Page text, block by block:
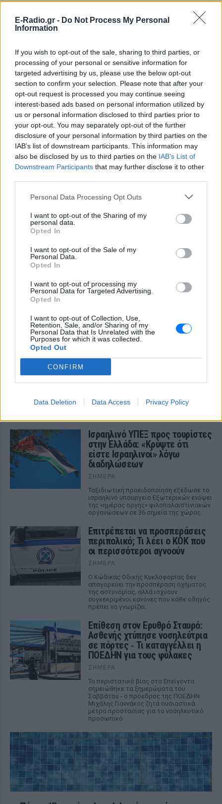
E-Radio.gr - Do Not Process My Personal
Information
If you wish to opt-out of the sale, sharing to third parties, or
processing of your personal or sensitive information for
targeted advertising by us, please use the below opt-out
section to confirm your selection. Please note that after your
opt-out request is processed you may continue seeing
interest-based ads based on personal information utilized by
us or personal information disclosed to third parties prior to
your opt-out. You may separately opt-out of the further
disclosure of your personal information by third parties on the
IAB’s list of downstream participants. This information may
also be disclosed by us to third parties on the IAB’s List of
Downstream Participants that may further disclose it to other
Personal Data Processing Opt Outs
I want to opt-out of the Sharing of my
personal data.
Opted In
I want to opt-out of the Sale of my
Personal Data.
Opted In
I want to opt-out of processing my
Personal Data for Targeted Advertising.
Opted In
I want to opt-out of Collection, Use,
Retention, Sale, and/or Sharing of my
Personal Data that Is Unrelated with the
Purposes for which it was collected.
Opted Out
CONFIRM
Data Deletion Data Access Privacy Policy
Ακολουθήστε το E-Radio.gr στο Google News
και μάθετε πρώτοι
τα πιο hot νέα
Για ακόμη περισσότερα νέα, μπείτε στηνροή
ειδήσεωντου E-Daily.gr
Ακολουθήστε το E-Radio.gr και στο Instagram
ΔΙΑΦΗΜΙΣΗ
ΔΕΙΤΕ ΕΠΙΣΗΣ
Ισραηλινό ΥΠΕΞ προς τουρίστες
στην Ελλάδα: «Κρύψτε ότι
είστε Ισραηλινοί» λόγω
διαδηλώσεων
ΣΉΜΕΡΑ
Ταξιδιωτική προειδοποίηση εξέδωσε το
ισραηλινό υπουργείο Εξωτερικών ενόψει
της «ημέρας οργής» φιλοπαλαιστινιακών
οργανώσεων σε 36 σημεία της χώρας.
Επιτρέπεται να προσπεράσεις
περιπολικό; Τι λέει ο ΚΟΚ που
οι περισσότεροι αγνοούν
ΣΉΜΕΡΑ
Ο Κώδικας Οδικής Κυκλοφορίας δεν
απαγορεύει την προσπέραση οχήματος
της αστυνομίας, αλλά ισχύουν
συγκεκριμένοι κανόνες που κάθε οδηγός
πρέπει να γνωρίζει.
Επίθεση στον Ερυθρό Σταυρό:
Ασθενής χτύπησε νοσηλεύτρια
σε πόρτες ‑ Τι καταγγέλλει η
ΠΟΕΔΗΝ για τους φύλακες
ΣΉΜΕΡΑ
Το περιστατικό βίας στα Επείγοντα
σημειώθηκε τα ξημερώματα του
Σαββάτου - ο πρόεδρος της ΠΟΕΔΗΝ
Μιχάλης Γιαννάκος ζητά ουσιαστικά
μέτρα προστασίας για το νοσηλευτικό
προσωπικό